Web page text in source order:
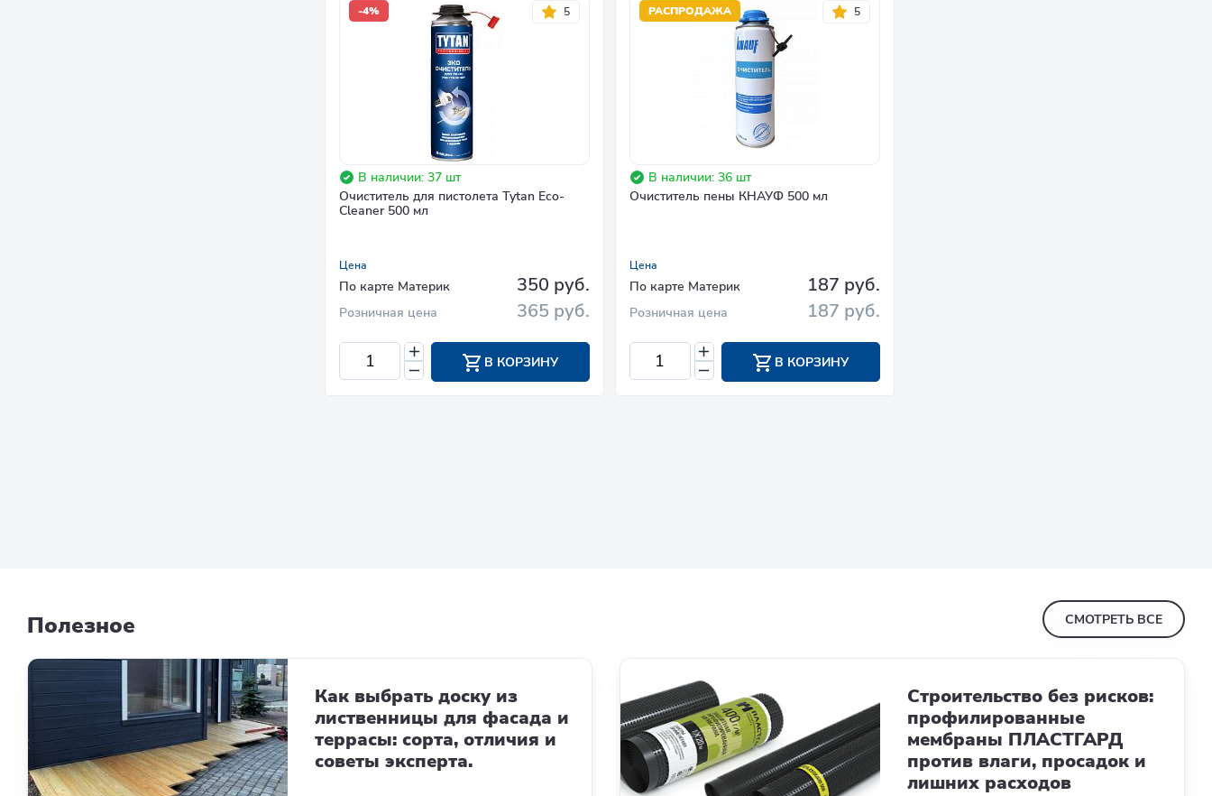
-4% 5
В наличии: 37 шт
Очиститель для пистолета Tytan Eco-
Cleaner 500 мл
Цена
По карте Материк 350 руб.
Розничная цена 365 руб.
В КОРЗИНУ
РАСПРОДАЖА 5
В наличии: 36 шт
Очиститель пены КНАУФ 500 мл
Цена
По карте Материк 187 руб.
Розничная цена 187 руб.
В КОРЗИНУ
Полезное СМОТРЕТЬ ВСЕ
Как выбрать доску из
лиственницы для фасада и
террасы: сорта, отличия и
советы эксперта.
Строительство без рисков:
профилированные
мембраны ПЛАСТГАРД
против влаги, просадок и
лишних расходов